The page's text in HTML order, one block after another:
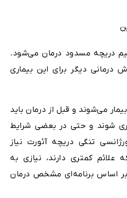
دریچه مسدود درمان می‌شود.
درمانی دیگر برای این بیماری
می‌شوند و قبل از درمان باید
شوند و حتی در بعضی شرایط
تنگی دریچه آئورت نیاز
علائم کمتری دارند، نیازی به
بر اساس برنامه‌ای مشخص درمان